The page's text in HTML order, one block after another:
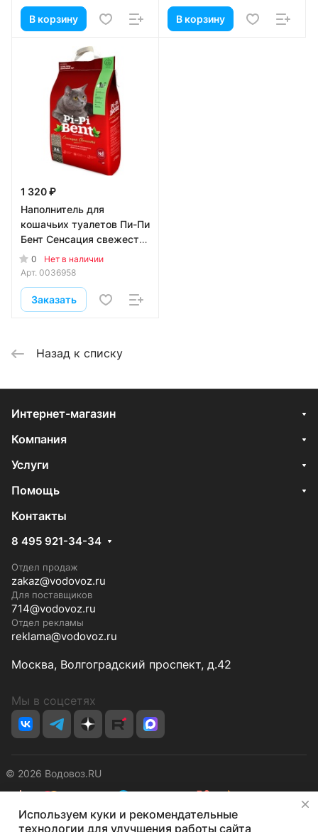
В корзину В корзину
1 320 ₽
Наполнитель для
кошачьих туалетов Пи-Пи
Бент Сенсация свежести
комкующийся 24 литра
0
Нет в наличии
Арт. 0036958
Заказать
Назад к списку
Интернет-магазин
Компания
Услуги
Помощь
Контакты
8 495 921-34-34
Отдел продаж
zakaz@vodovoz.ru
Для поставщиков
714@vodovoz.ru
Отдел рекламы
reklama@vodovoz.ru
Москва, Волгоградский проспект, д.42
Мы в соцсетях
© 2026 Водовоз.RU
КонфиденциальностьОферта
Используем куки и рекомендательные
технологии для улучшения работы сайта